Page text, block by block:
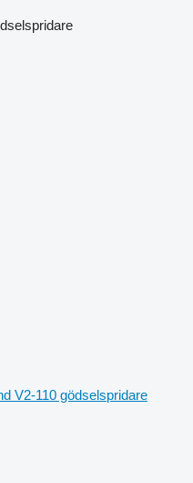
V2-110 gödselspridare